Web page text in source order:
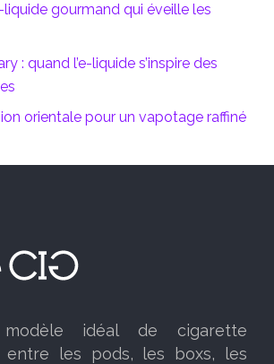
liquide gourmand qui éveille les
: quand l’e-liquide s’inspire des
orientale pour un vapotage raffiné
idéal de cigarette
entre les pods, les boxs, les